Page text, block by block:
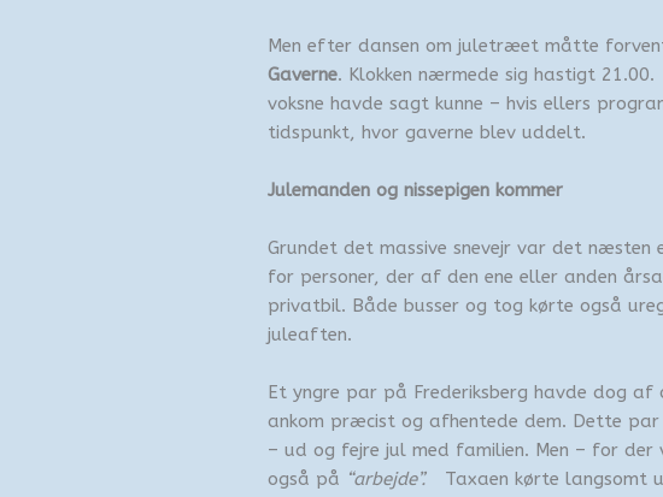
Men efter dansen om juletræet måtte
Gaverne. Klokken nærmede sig hastigt
voksne havde sagt kunne – hvis ellers
tidspunkt, hvor gaverne blev uddelt.
Julemanden og nissepigen kommer
Grundet det massive snevejr var det
for personer, der af den ene eller anden
privatbil. Både busser og tog kørte også
juleaften.
Et yngre par på Frederiksberg havde dog
ankom præcist og afhentede dem. Dette par
– ud og fejre jul med familien. Men – for
også på “arbejde”.
Taxaen kørte langsomt